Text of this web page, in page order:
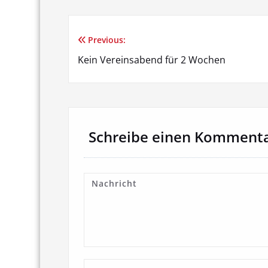
Beitragsnavigation
Previous:
Kein Vereinsabend für 2 Wochen
Schreibe einen